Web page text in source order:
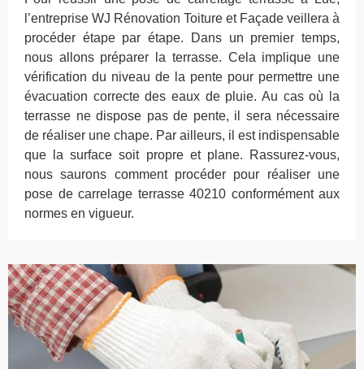
l’entreprise WJ Rénovation Toiture et Façade veillera à
procéder étape par étape. Dans un premier temps,
nous allons préparer la terrasse. Cela implique une
vérification du niveau de la pente pour permettre une
évacuation correcte des eaux de pluie. Au cas où la
terrasse ne dispose pas de pente, il sera nécessaire
de réaliser une chape. Par ailleurs, il est indispensable
que la surface soit propre et plane. Rassurez-vous,
nous saurons comment procéder pour réaliser une
pose de carrelage terrasse 40210 conformément aux
normes en vigueur.